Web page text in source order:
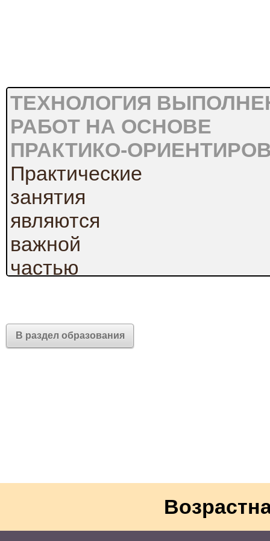
ТЕХНОЛОГИЯ
РАБОТ НА ОСНОВЕ
ПРАКТИКО-
Практические
занятия
являются
важной
частью
в
производства – в своей
формы взаимодействия,
- совместный анализ и
В раздел образования